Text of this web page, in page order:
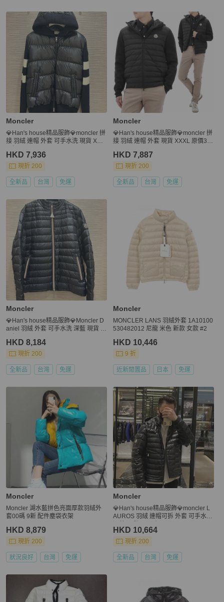
Moncler
💎Han's house精品服飾💎moncler 拼
接 羽絨 連帽 外套 可手水洗 現貨 XXL
HKD 7,936
現折 200
全新品 台灣 免運
Moncler
💎Han's house精品服飾💎moncler 拼
接 羽絨 連帽 外套 現貨 XXXL 原價39
HKD 7,887
現折 200
全新品 台灣 免運
Moncler
💎Han's house精品服飾💎Moncler D
aniel 羽絨 外套 可手水洗 深藍 現貨 6
HKD 8,184
現折 200
全新品 台灣 免運
Moncler
MONCLER LANS 羽絨外套 1A10100
530482012 尼龍 米色 新款 女款 #2
HKD 10,446
9 折
近新閒置品 日本 免運
Moncler
Moncler 湖水藍拼色亮面厚款羽絨外
套00碼 9新 配件塵袋衣架
HKD 8,879
現折 200
狀況良好 台灣 免運
Moncler
💎Han's house精品服飾💎moncler L
AUROS 羽絨 連帽可拆 外套 可手水洗
HKD 10,664
現折 200
全新品 台灣 免運